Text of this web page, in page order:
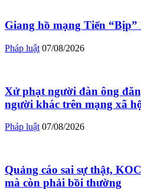
Giang hồ mạng Tiến
Pháp luật 07/08/2026
Xử phạt người đàn ông
người khác trên mạng xã
Pháp luật 07/08/2026
Quảng cáo sai sự thật,
mà còn phải bồi thường